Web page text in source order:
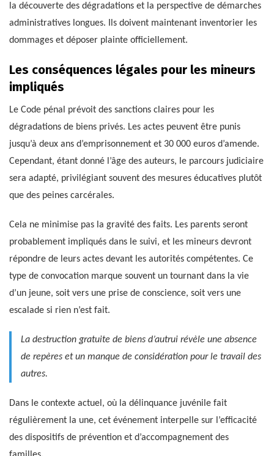
la découverte des dégradations et la perspective de démarches
administratives longues. Ils doivent maintenant inventorier les
dommages et déposer plainte officiellement.
Les conséquences légales pour les mineurs
impliqués
Le Code pénal prévoit des sanctions claires pour les
dégradations de biens privés. Les actes peuvent être punis
jusqu’à deux ans d’emprisonnement et 30 000 euros d’amende.
Cependant, étant donné l’âge des auteurs, le parcours judiciaire
sera adapté, privilégiant souvent des mesures éducatives plutôt
que des peines carcérales.
Cela ne minimise pas la gravité des faits. Les parents seront
probablement impliqués dans le suivi, et les mineurs devront
répondre de leurs actes devant les autorités compétentes. Ce
type de convocation marque souvent un tournant dans la vie
d’un jeune, soit vers une prise de conscience, soit vers une
escalade si rien n’est fait.
La destruction gratuite de biens d’autrui révèle une absence
de repères et un manque de considération pour le travail des
autres.
Dans le contexte actuel, où la délinquance juvénile fait
régulièrement la une, cet événement interpelle sur l’efficacité
des dispositifs de prévention et d’accompagnement des